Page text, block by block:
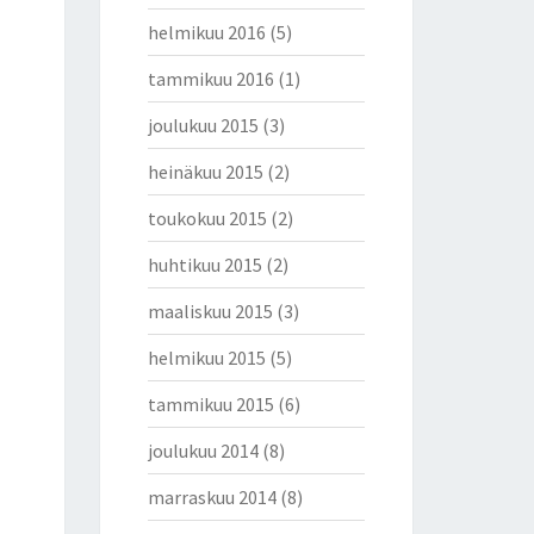
helmikuu 2016 (5)
tammikuu 2016 (1)
joulukuu 2015 (3)
heinäkuu 2015 (2)
toukokuu 2015 (2)
huhtikuu 2015 (2)
maaliskuu 2015 (3)
helmikuu 2015 (5)
tammikuu 2015 (6)
joulukuu 2014(8)
marraskuu 2014(8)